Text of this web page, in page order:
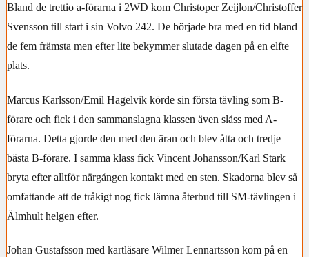
Bland de trettio a-förarna i 2WD kom Christoper Zeijlon/Christoffer
Svensson till start i sin Volvo 242. De började bra med en tid bland
de fem främsta men efter lite bekymmer slutade dagen på en elfte
plats.
Marcus Karlsson/Emil Hagelvik körde sin första tävling som B-
förare och fick i den sammanslagna klassen även slåss med A-
förarna. Detta gjorde den med den äran och blev åtta och tredje
bästa B-förare. I samma klass fick Vincent Johansson/Karl Stark
bryta efter alltför närgången kontakt med en sten. Skadorna blev så
omfattande att de tråkigt nog fick lämna återbud till SM-tävlingen i
Älmhult helgen efter.
Johan Gustafsson med kartläsare Wilmer Lennartsson kom på en